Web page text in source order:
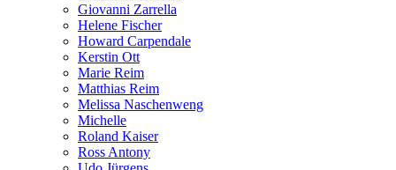
Giovanni Zarrella
Helene Fischer
Howard Carpendale
Kerstin Ott
Marie Reim
Matthias Reim
Melissa Naschenweng
Michelle
Roland Kaiser
Ross Antony